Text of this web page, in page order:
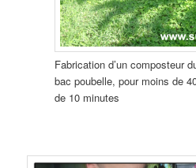
Fabrication d’un composteur
bac poubelle, pour moins de
de 10 minutes